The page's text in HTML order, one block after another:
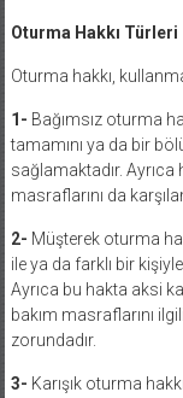
Oturma Hakkı Türleri
Oturma hakkı,
1- Bağımsız oturma
tamamını ya da bir
sağlamaktadır.
masraflarını da
2- Müşterek oturma
ile ya da farklı bir
Ayrıca bu hakta aksi
bakım masraflarını
zorundadır.
3- Karışık oturma